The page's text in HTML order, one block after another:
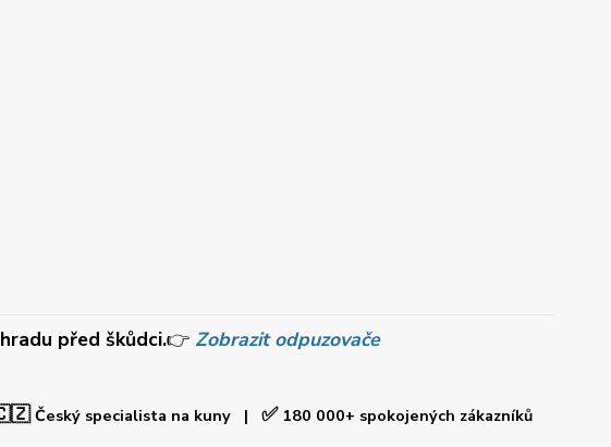
před škůdci.👉 Zobrazit odpuzovače
Český specialista na kuny | ✅180 000+ spokojených zákazníků